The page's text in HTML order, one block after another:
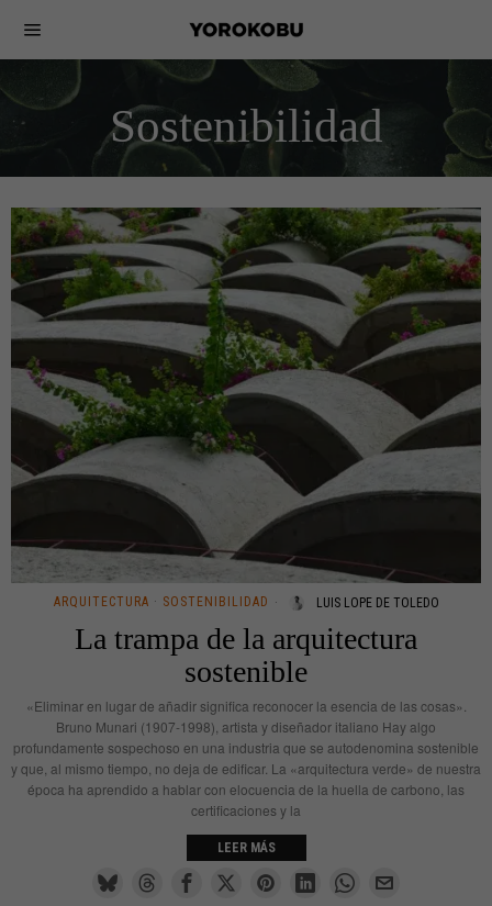
Sostenibilidad
ARQUITECTURA · SOSTENIBILIDAD LUIS LOPE DE TOLEDO
La trampa de la arquitectura
sostenible
«Eliminar en lugar de añadir significa reconocer la esencia de las cosas».
Bruno Munari (1907-1998), artista y diseñador italiano Hay algo
profundamente sospechoso en una industria que se autodenomina sostenible
y que, al mismo tiempo, no deja de edificar. La «arquitectura verde» de nuestra
época ha aprendido a hablar con elocuencia de la huella de carbono, las
certificaciones y la
LEER MÁS